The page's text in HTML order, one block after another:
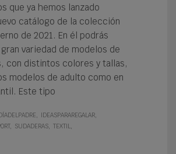
que ya hemos lanzado
catálogo de la colección
de 2021. En él podrás
variedad de modelos de
con distintos colores y tallas,
modelos de adulto como en
Este tipo
DÍADELPADRE
IDEASPARAREGALAR
SUDADERAS TEXTIL